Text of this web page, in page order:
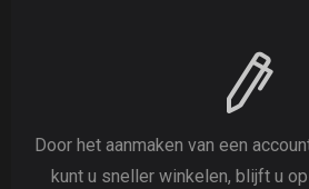
Door het aanmaken van een
kunt u sneller winkelen, blijft u